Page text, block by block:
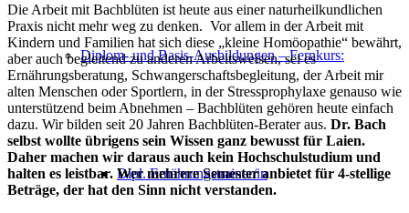
Diplom- und Basis-Ausbildungen – Fernkurs:
Dipl. Ernährungstrainer/in
Die Arbeit mit Bachblüten ist heute aus einer naturheilkundlichen
Praxis nicht mehr weg zu denken. Vor allem in der Arbeit mit
Kindern und Familien hat sich diese „kleine Homöopathie“ bewährt,
aber auch begleitend zu anderen Arbeitsweisen, sei es
Ernährungsberatung, Schwangerschaftsbegleitung, der Arbeit mir
alten Menschen oder Sportlern, in der Stressprophylaxe genauso wie
unterstützend beim Abnehmen – Bachblüten gehören heute einfach
dazu. Wir bilden seit 20 Jahren Bachblüten-Berater aus. Dr. Bach
selbst wollte übrigens sein Wissen ganz bewusst für Laien.
Daher machen wir daraus auch kein Hochschulstudium und
halten es leistbar. Wer mehrere Semester anbietet für 4-stellige
Beträge, der hat den Sinn nicht verstanden.